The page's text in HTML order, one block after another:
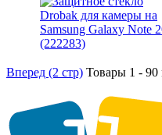
Вперед (2 стр) Товары 1 - 90